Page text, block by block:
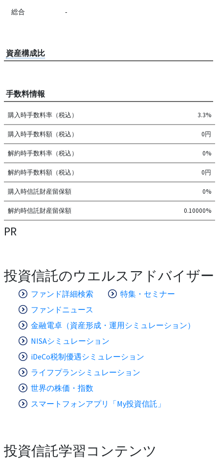
総合 -
資産構成比
手数料情報
購入時手数料率（税込） 3.3%
購入時手数料額（税込） 0円
解約時手数料率（税込） 0%
解約時手数料額（税込） 0円
購入時信託財産留保額 0%
解約時信託財産留保額 0.10000%
PR
投資信託のウエルスアドバイザー
ファンド詳細検索
特集・セミナー
ファンドニュース
金融電卓（資産形成・運用シミュレーション）
NISAシミュレーション
iDeCo税制優遇シミュレーション
ライフプランシミュレーション
世界の株価・指数
スマートフォンアプリ「My投資信託」
投資信託学習コンテンツ